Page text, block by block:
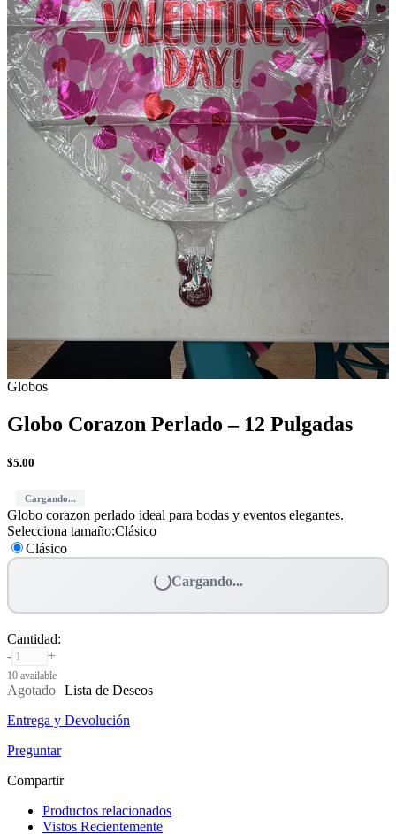
Globos
Globo Corazon Perlado – 12 Pulgadas
$5.00
Cargando...
Globo corazon perlado ideal para bodas y eventos elegantes.
Selecciona tamaño:Clásico
Clásico
Cargando...
Cantidad:
-
+
10 available
Agotado Lista de Deseos
Entrega y Devolución
Preguntar
Compartir
Productos relacionados
Vistos Recientemente